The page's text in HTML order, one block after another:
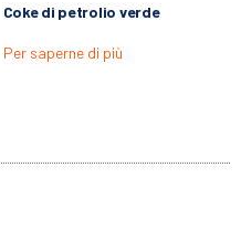
Coke di petrolio verde
Per saperne di più